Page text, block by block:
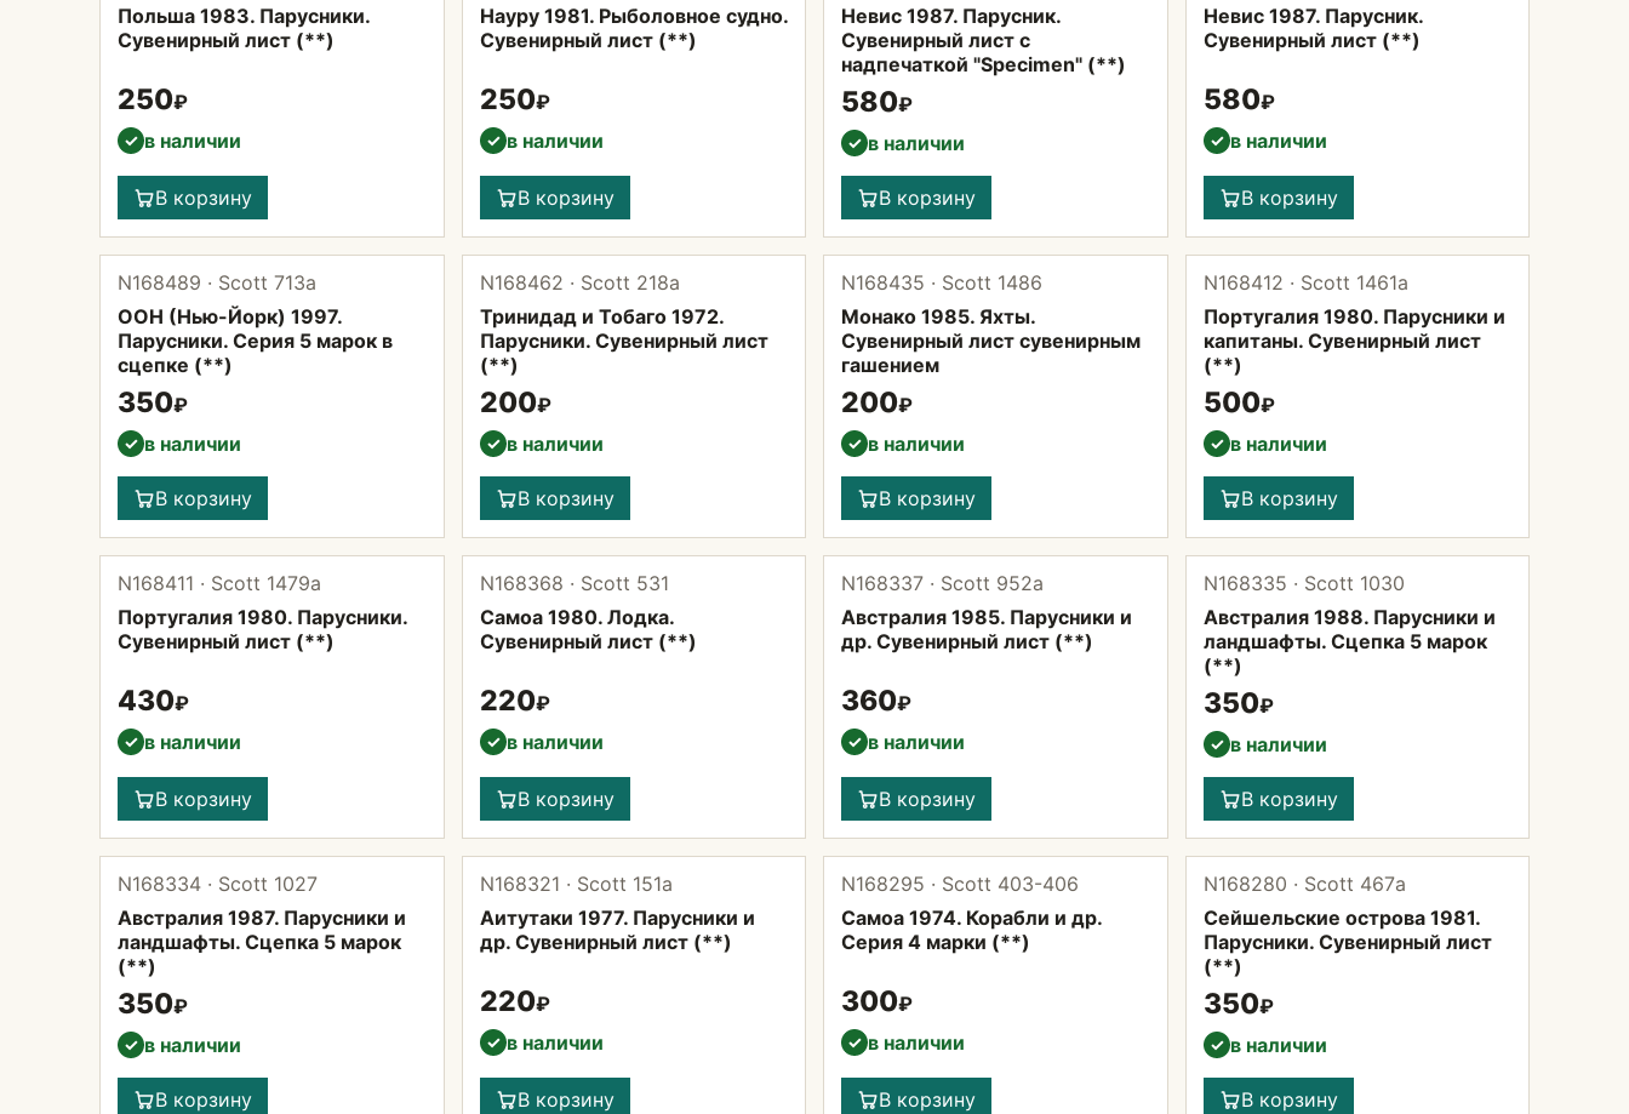
Польша 1983. Парусники.
Сувенирный лист (**)
250₽
✓ в наличии
В корзину
Науру 1981. Рыболовное судно.
Сувенирный лист (**)
250₽
✓ в наличии
В корзину
Невис 1987. Парусник.
Сувенирный лист с
надпечаткой "Specimen" (**)
580₽
✓ в наличии
В корзину
Невис 1987. Парусник.
Сувенирный лист (**)
580₽
✓ в наличии
В корзину
N168489 · Scott 713а
ООН (Нью-Йорк) 1997.
Парусники. Серия 5 марок в
сцепке (**)
350₽
✓ в наличии
В корзину
N168462 · Scott 218a
Тринидад и Тобаго 1972.
Парусники. Сувенирный лист
(**)
200₽
✓ в наличии
В корзину
N168435 · Scott 1486
Монако 1985. Яхты.
Сувенирный лист сувенирным
гашением
200₽
✓ в наличии
В корзину
N168412 · Scott 1461а
Португалия 1980. Парусники и
капитаны. Сувенирный лист
(**)
500₽
✓ в наличии
В корзину
N168411 · Scott 1479а
Португалия 1980. Парусники.
Сувенирный лист (**)
430₽
✓ в наличии
В корзину
N168368 · Scott 531
Самоа 1980. Лодка.
Сувенирный лист (**)
220₽
✓ в наличии
В корзину
N168337 · Scott 952а
Австралия 1985. Парусники и
др. Сувенирный лист (**)
360₽
✓ в наличии
В корзину
N168335 · Scott 1030
Австралия 1988. Парусники и
ландшафты. Сцепка 5 марок
(**)
350₽
✓ в наличии
В корзину
N168334 · Scott 1027
Австралия 1987. Парусники и
ландшафты. Сцепка 5 марок
(**)
350₽
✓ в наличии
В корзину
N168321 · Scott 151а
Аитутаки 1977. Парусники и
др. Сувенирный лист (**)
220₽
✓ в наличии
В корзину
N168295 · Scott 403-406
Самоа 1974. Корабли и др.
Серия 4 марки (**)
300₽
✓ в наличии
В корзину
N168280 · Scott 467а
Сейшельские острова 1981.
Парусники. Сувенирный лист
(**)
350₽
✓ в наличии
В корзину